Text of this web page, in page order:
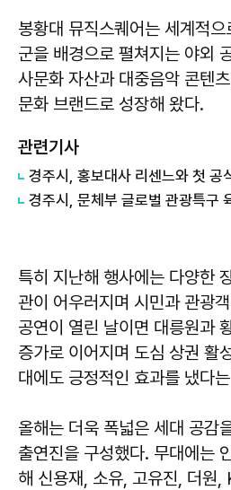
봉황대 뮤직스퀘어는 세계적
군을 배경으로 펼쳐지는 야외
사문화 자산과 대중음악 콘텐
문화 브랜드로 성장해 왔다.
관련기사
특히 지난해 행사에는 다양한
관이 어우러지며 시민과 관광
공연이 열린 날이면 대릉원과
증가로 이어지며 도심 상권 활
대에도 긍정적인 효과를 냈다
올해는 더욱 폭넓은 세대 공감
출연진을 구성했다. 무대에는
해 신용재, 소유, 고유진, 더원